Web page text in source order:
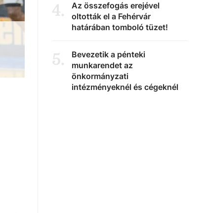
4.
Az összefogás erejével
oltották el a Fehérvár
határában tomboló tüzet!
5.
Bevezetik a pénteki
munkarendet az
önkormányzati
intézményeknél és cégeknél